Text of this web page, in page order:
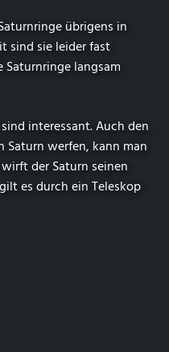
übrigens in
sind sie leider fast
langsam
interessant. Auch den
Saturn werfen, kann man
der Saturn seinen
es durch ein Teleskop